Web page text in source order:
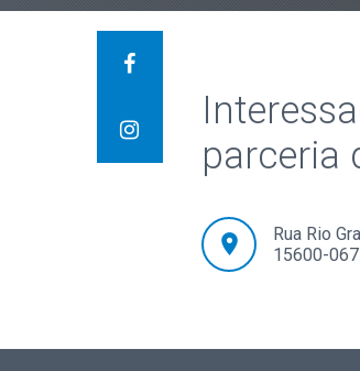
parceria
location_on
Rua Rio
15600-067